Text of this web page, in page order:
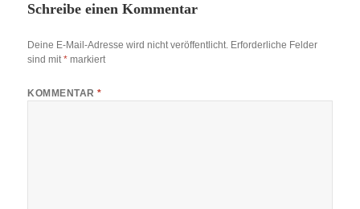
Schreibe einen Kommentar
Deine E-Mail-Adresse wird nicht veröffentlicht. Erforderliche Felder
sind mit* markiert
KOMMENTAR*